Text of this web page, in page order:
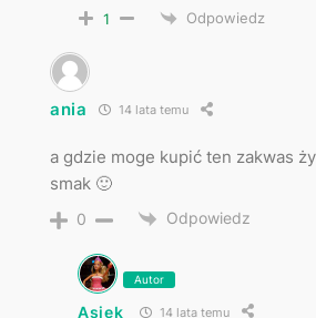
1 Odpowiedz
ania 14 lata temu
a gdzie moge kupić ten zakwas
smak 🙂
0 Odpowiedz
Autor
Asiek 14 lata temu